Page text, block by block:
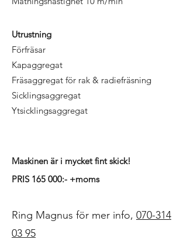
Utrustning
Förfräsar
Kapaggregat
Fräsaggregat för rak & radiefräsning
Sicklingsaggregat
Ytsicklingsaggregat
Maskinen är i mycket fint skick!
PRIS 165 000:- +moms
Ring Magnus för mer info, 070-314
03 95